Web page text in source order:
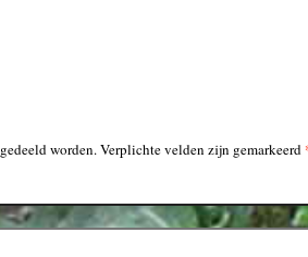
worden. Verplichte velden zijn gemarkeerd